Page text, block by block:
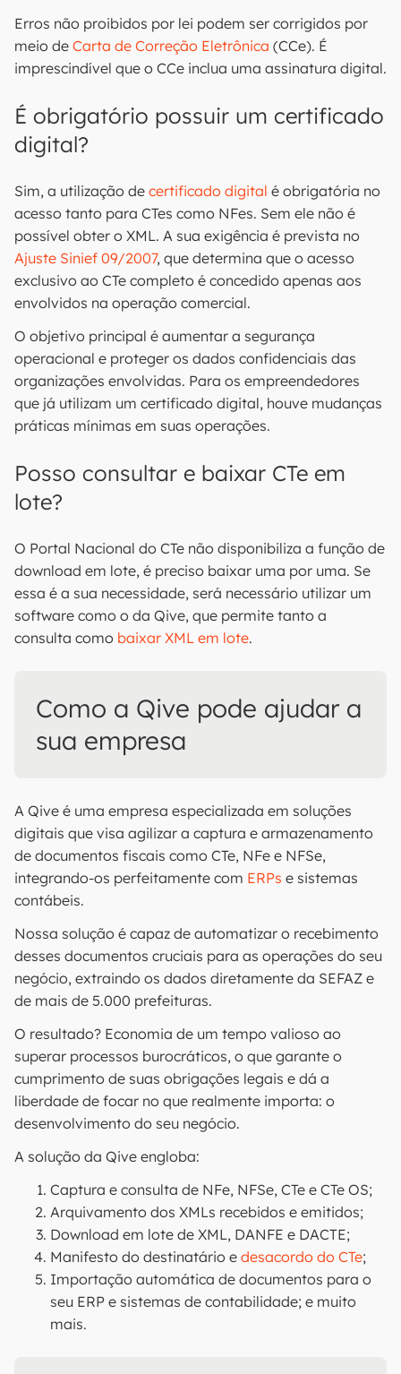
Erros não proibidos por lei podem ser corrigidos por
meio de Carta de Correção Eletrônica (CCe). É
imprescindível que o CCe inclua uma assinatura digital.
É obrigatório possuir um certificado
digital?
Sim, a utilização de certificado digital é obrigatória no
acesso tanto para CTes como NFes. Sem ele não é
possível obter o XML. A sua exigência é prevista no
Ajuste Sinief 09/2007, que determina que o acesso
exclusivo ao CTe completo é concedido apenas aos
envolvidos na operação comercial.
O objetivo principal é aumentar a segurança
operacional e proteger os dados confidenciais das
organizações envolvidas. Para os empreendedores
que já utilizam um certificado digital, houve mudanças
práticas mínimas em suas operações.
Posso consultar e baixar CTe em
lote?
O Portal Nacional do CTe não disponibiliza a função de
download em lote, é preciso baixar uma por uma. Se
essa é a sua necessidade, será necessário utilizar um
software como o da Qive, que permite tanto a
consulta como baixar XML em lote.
Como a Qive pode ajudar a
sua empresa
A Qive é uma empresa especializada em soluções
digitais que visa agilizar a captura e armazenamento
de documentos fiscais como CTe, NFe e NFSe,
integrando-os perfeitamente com ERPs e sistemas
contábeis.
Nossa solução é capaz de automatizar o recebimento
desses documentos cruciais para as operações do seu
negócio, extraindo os dados diretamente da SEFAZ e
de mais de 5.000 prefeituras.
O resultado? Economia de um tempo valioso ao
superar processos burocráticos, o que garante o
cumprimento de suas obrigações legais e dá a
liberdade de focar no que realmente importa: o
desenvolvimento do seu negócio.
A solução da Qive engloba:
Captura e consulta de NFe, NFSe, CTe e CTe OS;
Arquivamento dos XMLs recebidos e emitidos;
Download em lote de XML, DANFE e DACTE;
Manifesto do destinatário e desacordo do CTe;
Importação automática de documentos para o
seu ERP e sistemas de contabilidade; e muito
mais.